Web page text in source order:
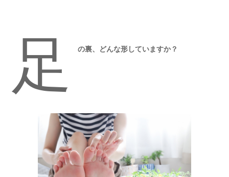
足 の裏、どんな形していますか？